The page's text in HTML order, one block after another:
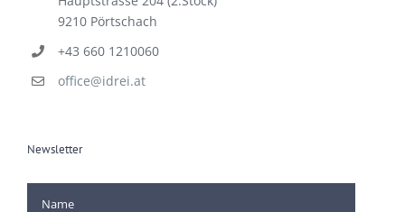
9210 Pörtschach
+43 660 1210060
office@idrei.at
Newsletter